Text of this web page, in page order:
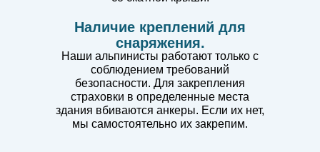
Наличие креплений для
снаряжения.
Наши альпинисты работают только с
соблюдением требований
безопасности. Для закрепления
страховки в определенные места
здания вбиваются анкеры. Если их нет,
мы самостоятельно их закрепим.